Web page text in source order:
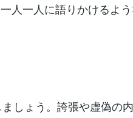
人一人に語りかけるよ
しょう。誇張や虚偽の